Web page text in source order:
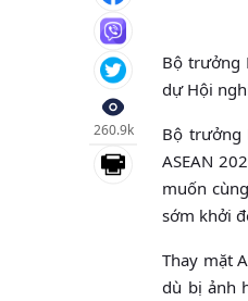
260.9k
Bộ trưởng
dự Hội
Bộ trưởng
ASEAN
muốn
sớm khởi
Thay mặt
dù bị ảnh